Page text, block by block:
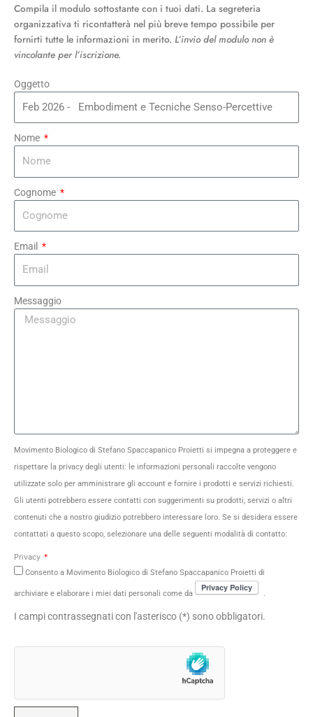
Compila il modulo sottostante con i tuoi dati. La segreteria
organizzativa ti ricontatterà nel più breve tempo possibile per
fornirti tutte le informazioni in merito. L’invio del modulo non è
vincolante per l’iscrizione.
Oggetto
Nome
Cognome
Email
Messaggio
Movimento Biologico di Stefano Spaccapanico Proietti si impegna a proteggere e
rispettare la privacy degli utenti: le informazioni personali raccolte vengono
utilizzate solo per amministrare gli account e fornire i prodotti e servizi richiesti.
Gli utenti potrebbero essere contatti con suggerimenti su prodotti, servizi o altri
contenuti che a nostro giudizio potrebbero interessare loro. Se si desidera essere
contattati a questo scopo, selezionare una delle seguenti modalità di contatto:
Privacy
Consento a Movimento Biologico di Stefano Spaccapanico Proietti di
archiviare e elaborare i miei dati personali come da
I campi contrassegnati con l'asterisco (*) sono obbligatori.